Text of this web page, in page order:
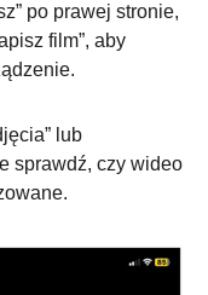
po prawej stronie,
film”, aby
lub
sprawdź, czy wideo